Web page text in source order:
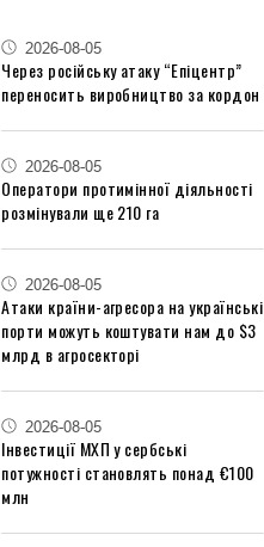
2026-08-05
Через російську атаку “Епіцентр”
переносить виробництво за кордон
2026-08-05
Оператори протимінної діяльності
розмінували ще 210 га
2026-08-05
Атаки країни-агресора на українські
порти можуть коштувати нам до $3
млрд в агросекторі
2026-08-05
Інвестиції МХП у сербські
потужності становлять понад €100
млн